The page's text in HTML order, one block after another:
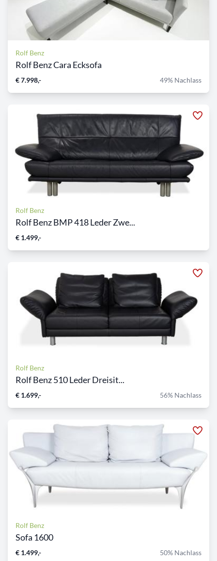
Rolf Benz
Rolf Benz Cara Ecksofa
€ 7.998,- 49% Nachlass
Rolf Benz
Rolf Benz BMP 418 Leder Zwe...
€ 1.499,-
Rolf Benz
Rolf Benz 510 Leder Dreisit...
€ 1.699,- 56% Nachlass
Rolf Benz
Sofa 1600
€ 1.499,- 50% Nachlass